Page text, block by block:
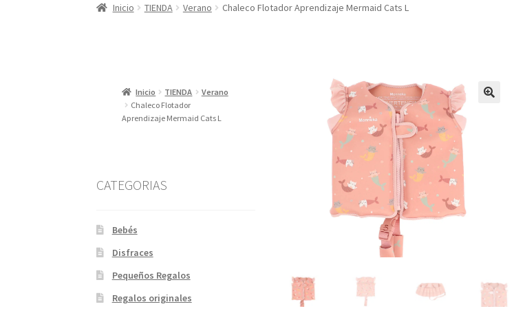
Inicio TIENDA Verano Chaleco Flotador Aprendizaje Mermaid Cats L
Inicio TIENDA
Verano
Chaleco Flotador
Aprendizaje Mermaid Cats L
CATEGORIAS
Bebés
Disfraces
Pequeños Regalos
Regalos originales